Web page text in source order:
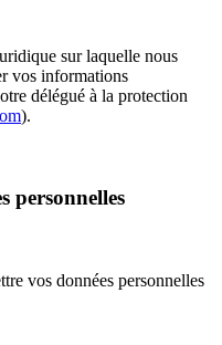
sur laquelle nous
vos informations
délégué à la protection
).
personnelles
vos données personnelles